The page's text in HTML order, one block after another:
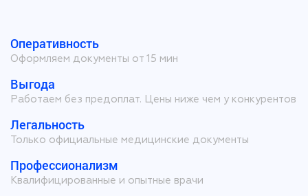
Оперативность
Оформляем документы от 15 мин
Выгода
Работаем без предоплат. Цены ниже чем у конкурентов
Легальность
Только официальные медицинские документы
Профессионализм
Квалифицированные и опытные врачи